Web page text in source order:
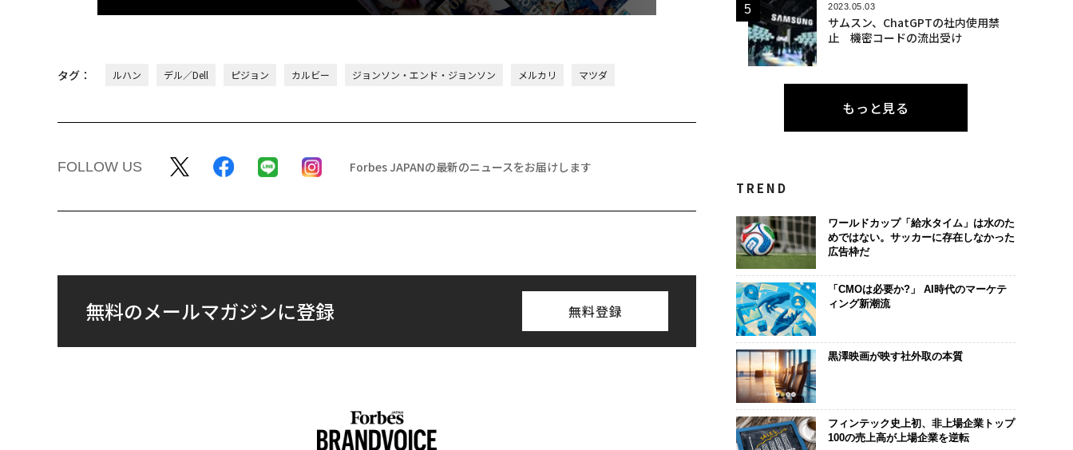
タグ： ルハン デル／Dell ピジョン カルビー ジョンソン・エンド・ジョンソン メルカリ マツダ
FOLLOW US Forbes JAPANの最新のニュースをお届けします
無料のメールマガジンに登録 無料登録
2023.05.03
サムスン、ChatGPTの社内使用禁
止 機密コードの流出受け
もっと見る
TREND
ワールドカップ「給水タイム」は水のた
めではない。サッカーに存在しなかった
広告枠だ
「CMOは必要か?」 AI時代のマーケテ
ィング新潮流
黒澤映画が映す社外取の本質
フィンテック史上初、非上場企業トップ
100の売上高が上場企業を逆転